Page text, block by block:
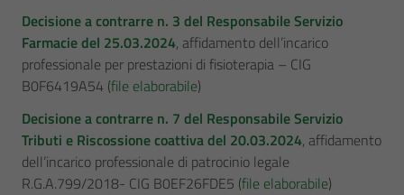
Decisione a contrarre n. 3 del Responsabile Servizio
Farmacie del 25.03.2024, affidamento dell’incarico
professionale per prestazioni di fisioterapia – CIG
B0F6419A54 (file elaborabile)
Decisione a contrarre n. 7 del Responsabile Servizio
Tributi e Riscossione coattiva del 20.03.2024, affidamento
dell’incarico professionale di patrocinio legale
R.G.A.799/2018- CIG B0EF26FDE5 (file elaborabile)